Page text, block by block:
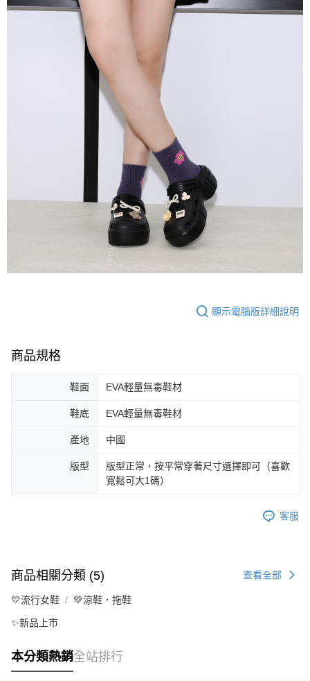
顯示電腦版詳細說明
商品規格
鞋面 EVA輕量無毒鞋材
鞋底 EVA輕量無毒鞋材
產地 中國
版型
版型正常，按平常穿著尺寸選擇即可（喜歡
寬鬆可大1碼）
客服
商品相關分類 (5) 查看全部
💛流行女鞋 💚涼鞋．拖鞋
✨新品上市
本分類熱銷全站排行